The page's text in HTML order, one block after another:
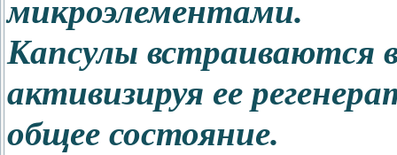
микроэлементами.
Капсулы встраиваются
активизируя ее
общее состояние.